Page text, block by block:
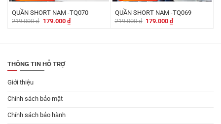
QUẦN SHORT NAM -TQ070
219.000₫ Giá
179.000 ₫Giá
hiện
QUẦN SHORT NAM -TQ069
219.000₫ Giá
179.000₫Giá
THÔNG TIN HỖ TRỢ
Giới thiệu
Chính sách bảo mật
Chính sách bảo hành